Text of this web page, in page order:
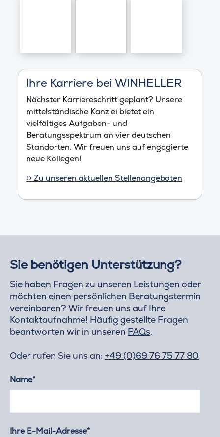
Ihre Karriere bei WINHELLER
Nächster Karriereschritt geplant? Unsere
mittelständische Kanzlei bietet ein
vielfältiges Aufgaben- und
Beratungsspektrum an vier deutschen
Standorten. Wir freuen uns auf engagierte
neue Kollegen!
>> Zu unseren aktuellen Stellenangeboten
Sie benötigen Unterstützung?
Sie haben Fragen zu unseren Leistungen oder
möchten einen persönlichen Beratungstermin
vereinbaren? Wir freuen uns auf Ihre
Kontaktaufnahme! Häufig gestellte Fragen
beantworten wir in unseren FAQs.
Oder rufen Sie uns an: +49 (0)69 76 75 77 80
Name*
Ihre E-Mail-Adresse*